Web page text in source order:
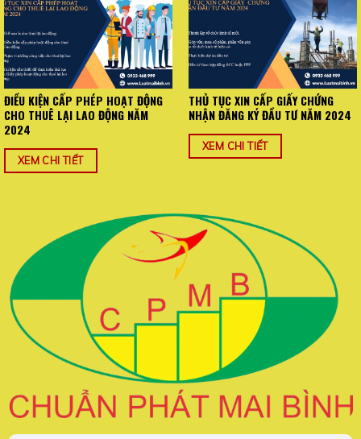
ĐIỀU KIỆN CẤP PHÉP HOẠT ĐỘNG
CHO THUÊ LẠI LAO ĐỘNG NĂM
2024
XEM CHI TIẾT
THỦ TỤC XIN CẤP GIẤY CHỨNG
NHẬN ĐĂNG KÝ ĐẦU TƯ NĂM 2024
XEM CHI TIẾT